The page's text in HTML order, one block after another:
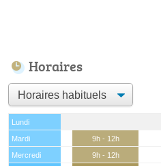
Horaires
Lundi
Mardi
9h - 12h
Mercredi
9h - 12h